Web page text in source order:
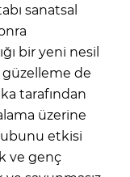
sanatsal
bir yeni nesil
de
tarafından
üzerine
etkisi
ve genç